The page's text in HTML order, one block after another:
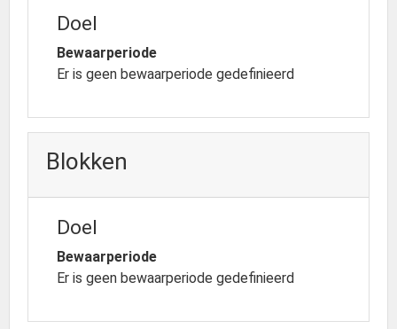
Doel
Bewaarperiode
Er is geen bewaarperiode gedefinieerd
Blokken
Doel
Bewaarperiode
Er is geen bewaarperiode gedefinieerd